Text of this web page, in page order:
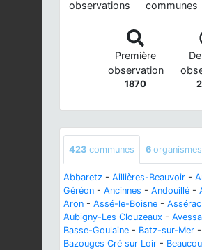
observations communes
Première
observation
1870
423 communes 6 organismes
Abbaretz - Aillières-Beauvoir -
Géréon - Ancinnes - Andouillé -
Aron - Assé-le-Boisne - Assérac
Aubigny-Les Clouzeaux -
Basse-Goulaine - Batz-sur-Mer -
Bazouges Cré sur Loir -